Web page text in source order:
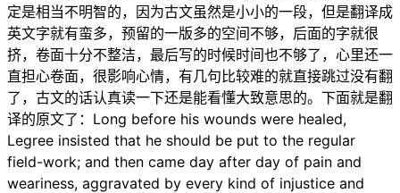
定是相当不明智的，因为古文虽然是小小的一段，但是翻译成
英文字就有蛮多，预留的一版多的空间不够，后面的字就很
挤，卷面十分不整洁，最后写的时候时间也不够了，心里还一
直担心卷面，很影响心情，有几句比较难的就直接跳过没有翻
了，古文的话认真读一下还是能看懂大致意思的。下面就是翻
译的原文了：Long before his wounds were healed,
Legree insisted that he should be put to the regular
field-work; and then came day after day of pain and
weariness, aggravated by every kind of injustice and